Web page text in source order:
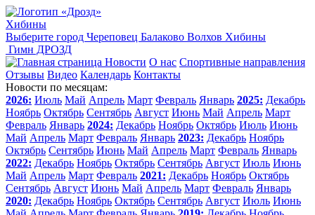
Хибины
Выберите город Череповец Балаково Волхов Хибины
Гимн ДРОЗД
Новости О нас Спортивные направления
Отзывы Видео Календарь Контакты
Новости по месяцам:
2026: Июль Май Апрель Март Февраль Январь 2025: Декабрь
Ноябрь Октябрь Сентябрь Август Июнь Май Апрель Март
Февраль Январь 2024: Декабрь Ноябрь Октябрь Июль Июнь
Май Апрель Март Февраль Январь 2023: Декабрь Ноябрь
Октябрь Сентябрь Июнь Май Апрель Март Февраль Январь
2022: Декабрь Ноябрь Октябрь Сентябрь Август Июль Июнь
Май Апрель Март Февраль 2021: Декабрь Ноябрь Октябрь
Сентябрь Август Июнь Май Апрель Март Февраль Январь
2020: Декабрь Ноябрь Октябрь Сентябрь Август Июль Июнь